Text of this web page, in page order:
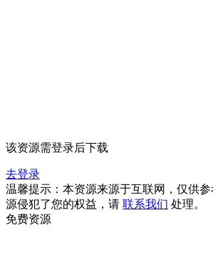
该资源需登录后下载
去登录
温馨提示：本资源来源于互联网，仅供
源侵犯了您的权益，请 联系我们 处理。
免费资源